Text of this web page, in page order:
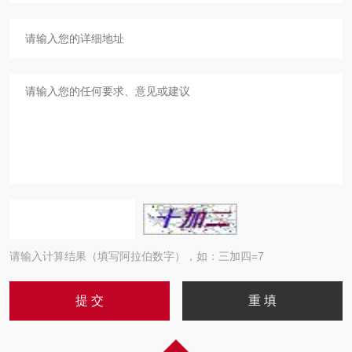
请输入计算结果（填写阿拉伯数字），如：三加四=7